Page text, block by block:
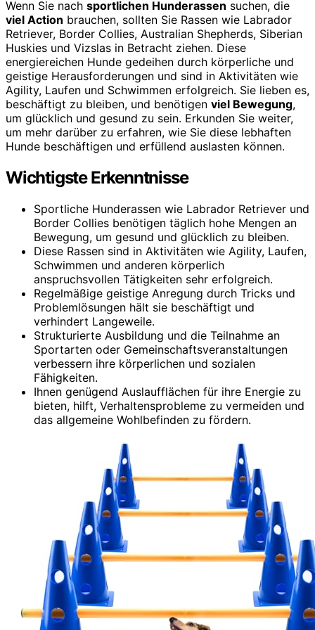
Wenn Sie nach sportlichen Hunderassen suchen, die
viel Action brauchen, sollten Sie Rassen wie Labrador
Retriever, Border Collies, Australian Shepherds, Siberian
Huskies und Vizslas in Betracht ziehen. Diese
energiereichen Hunde gedeihen durch körperliche und
geistige Herausforderungen und sind in Aktivitäten wie
Agility, Laufen und Schwimmen erfolgreich. Sie lieben es,
beschäftigt zu bleiben, und benötigen viel Bewegung,
um glücklich und gesund zu sein. Erkunden Sie weiter,
um mehr darüber zu erfahren, wie Sie diese lebhaften
Hunde beschäftigen und erfüllend auslasten können.
Wichtigste Erkenntnisse
Sportliche Hunderassen wie Labrador Retriever und
Border Collies benötigen täglich hohe Mengen an
Bewegung, um gesund und glücklich zu bleiben.
Diese Rassen sind in Aktivitäten wie Agility, Laufen,
Schwimmen und anderen körperlich
anspruchsvollen Tätigkeiten sehr erfolgreich.
Regelmäßige geistige Anregung durch Tricks und
Problemlösungen hält sie beschäftigt und
verhindert Langeweile.
Strukturierte Ausbildung und die Teilnahme an
Sportarten oder Gemeinschaftsveranstaltungen
verbessern ihre körperlichen und sozialen
Fähigkeiten.
Ihnen genügend Auslaufflächen für ihre Energie zu
bieten, hilft, Verhaltensprobleme zu vermeiden und
das allgemeine Wohlbefinden zu fördern.